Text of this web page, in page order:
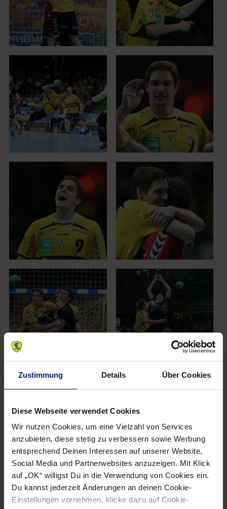
Zustimmung Details Über Cookies
Diese Webseite verwendet Cookies
Wir nutzen Cookies, um eine Vielzahl von Services
anzubieten, diese stetig zu verbessern sowie Werbung
entsprechend Deinen Interessen auf unserer Website,
Social Media und Partnerwebsites anzuzeigen. Mit Klick
auf „OK“ willigst Du in die Verwendung von Cookies ein.
Du kannst jederzeit Änderungen an deinen Cookie-
Einstellungen vornehmen, klicke dazu auf Cookie-